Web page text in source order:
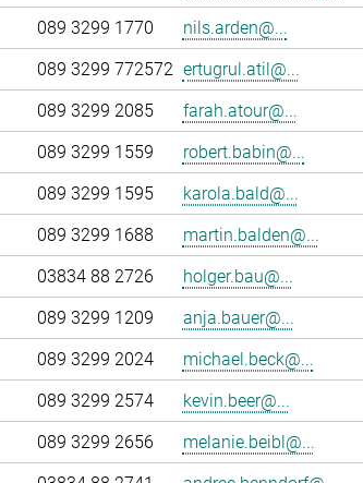
089 3299 1770
nils.arden@...
089 3299 772572 ertugrul.atil@...
089 3299 2085
farah.atour@...
089 3299 1559
robert.babin@...
089 3299 1595
karola.bald@...
089 3299 1688
martin.balden@...
03834 88 2726
holger.bau@...
089 3299 1209
anja.bauer@...
089 3299 2024
michael.beck@...
089 3299 2574
kevin.beer@...
089 3299 2656
melanie.beibl@...